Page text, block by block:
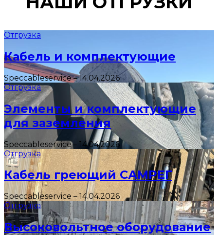
Отгрузка
Кабель и комплектующие
Speccableservice–14.04.2026
Отгрузка
Элементы и комплектующие
для заземления
Speccableservice– 14.04.2026
Отгрузка
Кабель греющий САМРЕГ
Speccableservice– 14.04.2026
Отгрузка
Высоковольтное оборудование